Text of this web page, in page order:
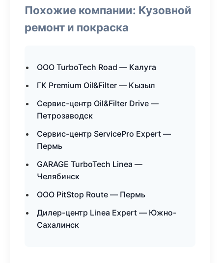
Похожие компании: Кузовной
ремонт и покраска
ООО TurboTech Road — Калуга
ГК Premium Oil&Filter — Кызыл
Сервис-центр Oil&Filter Drive —
Петрозаводск
Сервис-центр ServicePro Expert —
Пермь
GARAGE TurboTech Linea —
Челябинск
ООО PitStop Route — Пермь
Дилер-центр Linea Expert — Южно-
Сахалинск